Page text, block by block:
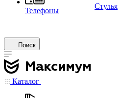
Телефоны
Стулья
Поиск
Каталог